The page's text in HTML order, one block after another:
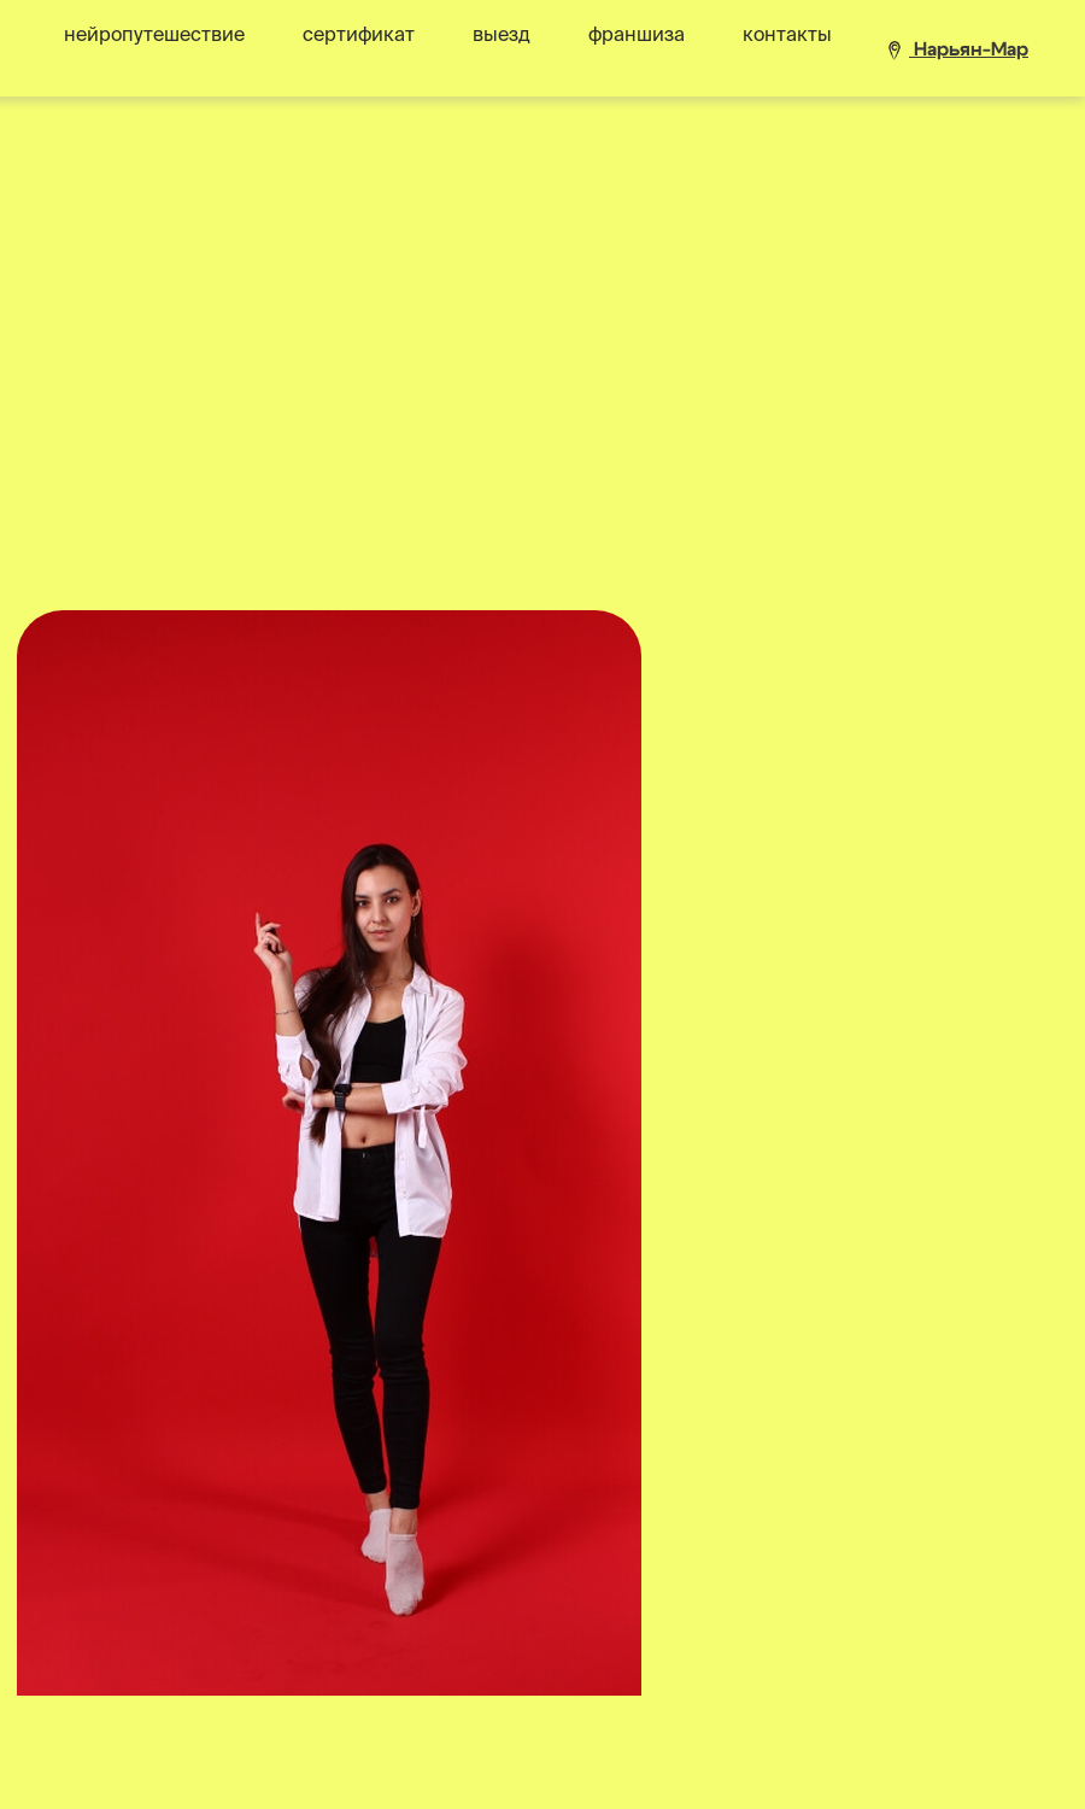
нейропутешествие сертификат выезд франшиза контакты
Нарьян-Мар